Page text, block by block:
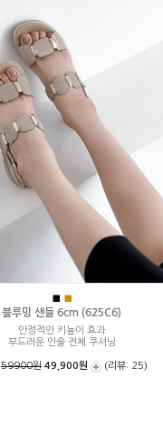
■ ■
블루밍 샌들 6cm (625C6)
안정적인 키높이 효과
부드러운 인솔 전체 쿠셔닝
59900원 49,900원 (리뷰: 25)